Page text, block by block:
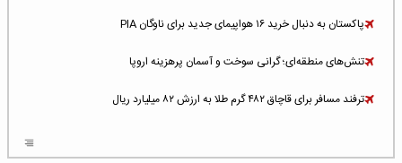
پاکستان به دنبال خرید ۱۶ هواپیمای جدید برای ناوگان PIA
تنش‌های منطقه‌ای؛ گرانی سوخت و آسمان پرهزینه اروپا
ترفند مسافر برای قاچاق ۴۸۲ گرم طلا به ارزش ۸۲ میلیارد ریال